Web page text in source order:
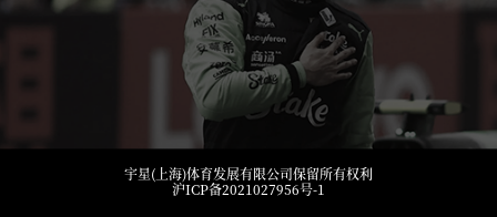
宇星(上海)体育发展有限公司保留所有权利
沪ICP备2021027956号-1